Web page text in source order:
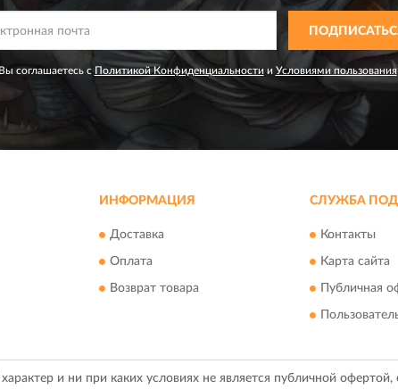
соглашаетесь с Политикой Конфиденциальности и Условиями пользования
ИНФОРМАЦИЯ
Доставка
Оплата
Возврат товара
СЛУЖБА
Контакты
Карта сайта
Публичная
и ни при каких условиях не является публичной